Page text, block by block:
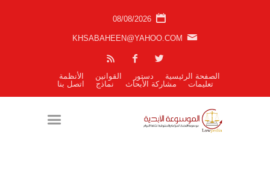
08/08/2026
KHSABAHEEN@YAHOO.COM
الصفحة الرئيسية دستور القوانين
الأنظمة
تعليمات
مشاركة الأبحاث نماذج اتصل بنا